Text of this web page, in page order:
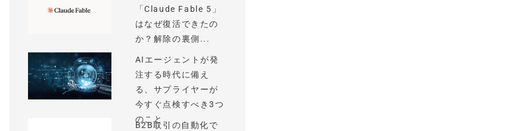
「Claude Fable 5」
はなぜ復活できたの
か？解除の裏側...
AIエージェントが発
注する時代に備え
る、サプライヤーが
今すぐ点検すべき3つ
のこと
B2B取引の自動化で